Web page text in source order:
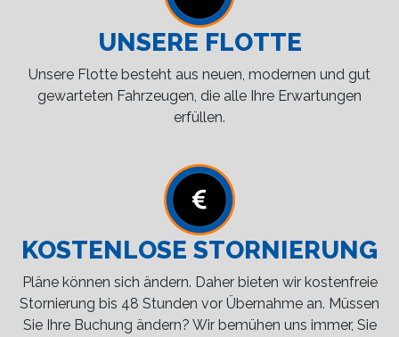
UNSERE FLOTTE
Unsere Flotte besteht aus neuen, modernen und gut
gewarteten Fahrzeugen, die alle Ihre Erwartungen
erfüllen.
KOSTENLOSE STORNIERUNG
Pläne können sich ändern. Daher bieten wir kostenfreie
Stornierung bis 48 Stunden vor Übernahme an. Müssen
Sie Ihre Buchung ändern? Wir bemühen uns immer, Sie